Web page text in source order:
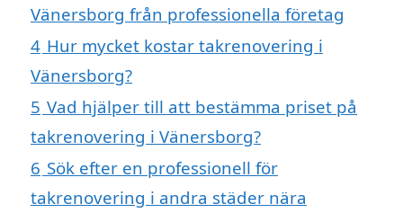
Vänersborg från professionella företag
4 Hur mycket kostar takrenovering i
Vänersborg?
5 Vad hjälper till att bestämma priset på
takrenovering i Vänersborg?
6 Sök efter en professionell för
takrenovering i andra städer nära